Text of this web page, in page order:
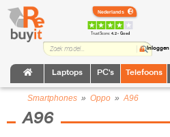
TrustScore:4.2 • Goed
Laptops PC's Telefoons
Inloggen
Smartphones » Oppo » A96
A96